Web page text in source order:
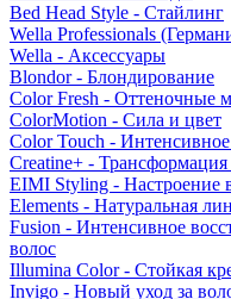
Bed Head Style - Стайлинг
Wella Professionals
Wella - Аксессуары
Blondor - Блондирование
Color Fresh - Оттеночные
ColorMotion - Сила и цвет
Color Touch -
Creatine+ - Трансформация
EIMI Styling - Настроение
Elements - Натуральная
Fusion - Интенсивное
волос
Illumina Color - Стойкая
Invigo - Новый уход за